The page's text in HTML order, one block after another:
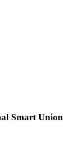
Smart Union